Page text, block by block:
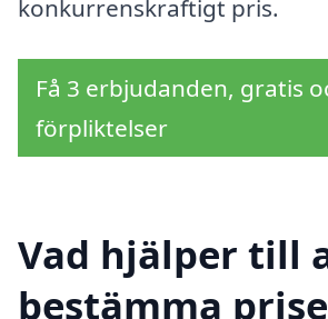
konkurrenskraftigt pris.
Få 3 erbjudanden, gratis
förpliktelser
Vad hjälper till
bestämma